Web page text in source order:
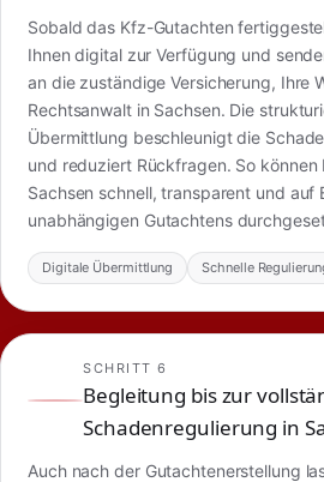
Sobald das Kfz-Gutachten
Ihnen digital zur Verfügung und
an die zuständige Versicherung, Ihre
Rechtsanwalt in Sachsen. Die
Übermittlung beschleunigt die
und reduziert Rückfragen. So können
Sachsen schnell, transparent und auf
unabhängigen Gutachtens
Digitale Übermittlung Schnelle
SCHRITT 6
Begleitung bis zur
Schadenregulierung in
Auch nach der Gutachtenerstellung